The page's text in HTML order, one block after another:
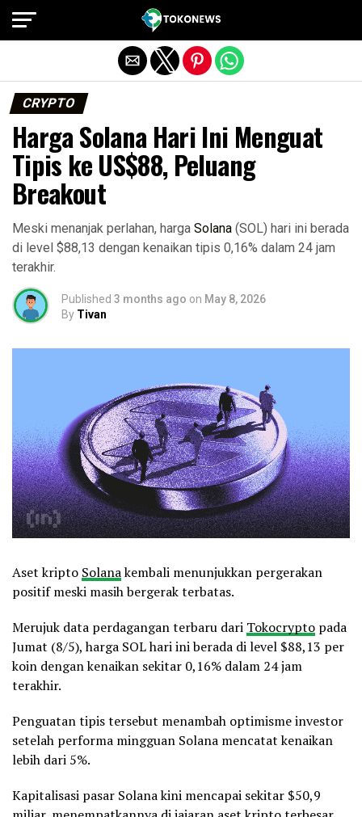
CRYPTO
Harga Solana Hari Ini Menguat
Tipis ke US$88, Peluang
Breakout
Meski menanjak perlahan, harga Solana (SOL) hari ini berada
di level $88,13 dengan kenaikan tipis 0,16% dalam 24 jam
terakhir.
Published 3 months ago on May 8, 2026
By Tivan
Aset kripto Solanakembali menunjukkan pergerakan
positif meski masih bergerak terbatas.
Merujuk data perdagangan terbaru dari Tokocrypto pada
Jumat (8/5), harga SOL hari ini berada di level $88,13 per
koin dengan kenaikan sekitar 0,16% dalam 24 jam
terakhir.
Penguatan tipis tersebut menambah optimisme investor
setelah performa mingguan Solana mencatat kenaikan
lebih dari 5%.
Kapitalisasi pasar Solana kini mencapai sekitar $50,9
Exit mobile version